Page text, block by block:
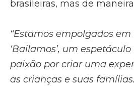
brasileiras, mas de
“Estamos empolgados
‘Bailamos’, um
paixão por criar uma
as crianças e suas